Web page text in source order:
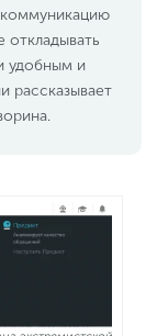
удобным и
рассказывает